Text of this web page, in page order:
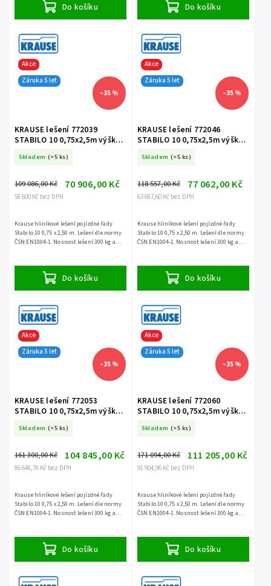
Do košíku Do košíku
Akce
Záruka 5 let
–35 %
KRAUSE lešení 772039
STABILO 10 0,75x2,5m výška
Skladem (>5 ks)
58 600 Kč bez DPH
109 086,00 Kč 70 906,00 Kč
Do košíku
Krause hliníkové lešení pojízdné řady
Stabilo 10 0,75 x 2,50 m. Lešení dle normy
ČSN EN1004-1. Nosnost lešení 300 kg a
Akce
Záruka 5 let
–35 %
KRAUSE lešení 772046
STABILO 10 0,75x2,5m výška
Skladem (>5 ks)
63 687,60 Kč bez DPH
118 557,00 Kč 77 062,00 Kč
Do košíku
Krause hliníkové lešení pojízdné řady
Stabilo 10 0,75 x 2,50 m. Lešení dle normy
ČSN EN1004-1. Nosnost lešení 300 kg a
Akce
Záruka 5 let
–35 %
KRAUSE lešení 772053
STABILO 10 0,75x2,5m výška
Skladem (>5 ks)
86 648,76 Kč bez DPH
161 300,00 Kč 104 845,00 Kč
Do košíku
Krause hliníkové lešení pojízdné řady
Stabilo 10 0,75 x 2,50 m. Lešení dle normy
ČSN EN1004-1. Nosnost lešení 300 kg a
Akce
Záruka 5 let
–35 %
KRAUSE lešení 772060
STABILO 10 0,75x2,5m výška
Skladem (>5 ks)
91 904,96 Kč bez DPH
171 094,00 Kč 111 205,00 Kč
Do košíku
Krause hliníkové lešení pojízdné řady
Stabilo 10 0,75 x 2,50 m. Lešení dle normy
ČSN EN1004-1. Nosnost lešení 300 kg a